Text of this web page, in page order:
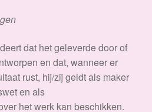
dat het geleverde door of
en dat, wanneer er
rust, hij/zij geldt als maker
en als
het werk kan beschikken.